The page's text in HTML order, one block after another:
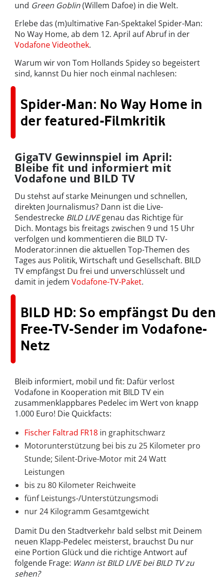
und Green Goblin(Willem Dafoe) in die Welt.
Erlebe das (m)ultimative Fan-Spektakel Spider-Man:
No Way Home, ab dem 12. April auf Abruf in der
Vodafone Videothek.
Warum wir von Tom Hollands Spidey so begeistert
sind, kannst Du hier noch einmal nachlesen:
Spider-Man: No Way Home in
der featured-Filmkritik
GigaTV Gewinnspiel im April:
Bleibe fit und informiert mit
Vodafone und BILD TV
Du stehst auf starke Meinungen und schnellen,
direkten Journalismus? Dann ist die Live-
Sendestrecke BILD LIVEgenau das Richtige für
Dich. Montags bis freitags zwischen 9 und 15 Uhr
verfolgen und kommentieren die BILD TV-
Moderator:innen die aktuellen Top-Themen des
Tages aus Politik, Wirtschaft und Gesellschaft. BILD
TV empfängst Du frei und unverschlüsselt und
damit in jedem Vodafone-TV-Paket.
BILD HD: So empfängst Du den
Free-TV-Sender im Vodafone-
Netz
Bleib informiert, mobil und fit: Dafür verlost
Vodafone in Kooperation mit BILD TV ein
zusammenklappbares Pedelec im Wert von knapp
1.000 Euro! Die Quickfacts:
Fischer Faltrad FR18 in graphitschwarz
Motorunterstützung bei bis zu 25 Kilometer pro
Stunde; Silent-Drive-Motor mit 24 Watt
Leistungen
bis zu 80 Kilometer Reichweite
fünf Leistungs-/Unterstützungsmodi
nur 24 Kilogramm Gesamtgewicht
Damit Du den Stadtverkehr bald selbst mit Deinem
neuen Klapp-Pedelec meisterst, brauchst Du nur
eine Portion Glück und die richtige Antwort auf
folgende Frage: Wann ist BILD LIVE bei BILD TV zu
sehen?